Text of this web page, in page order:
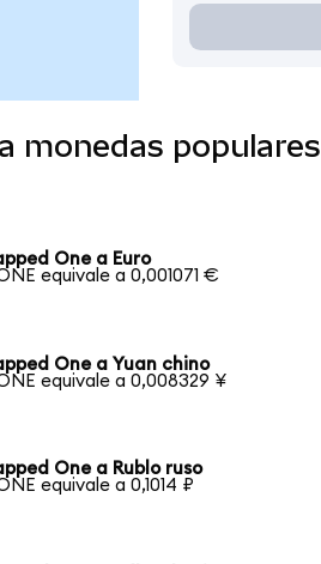
monedas populares
One a Euro
equivale a 0,001071 €
One a Yuan chino
equivale a 0,008329 ¥
One a Rublo ruso
equivale a 0,1014 ₽